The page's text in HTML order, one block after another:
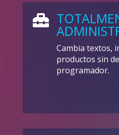

Cambia textos,
productos sin
programador.